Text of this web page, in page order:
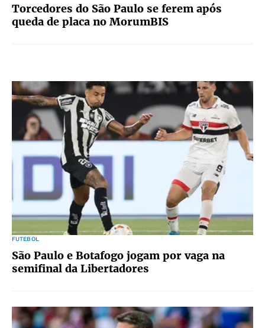
Torcedores do São Paulo se ferem após
queda de placa no MorumBIS
FUTEBOL
São Paulo e Botafogo jogam por vaga na
semifinal da Libertadores